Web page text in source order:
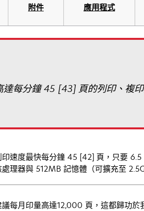
附件 應用程式
每分鐘 45 [43] 頁的列印、複
印速度最快每分鐘 45 [42] 頁，只要
處理器與 512MB 記憶體（可擴充至
議每月印量高達12,000 頁，這都歸功於